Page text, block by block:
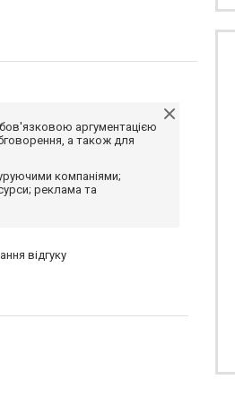
аргументацією
а також для
компаніями;
реклама та
відгуку